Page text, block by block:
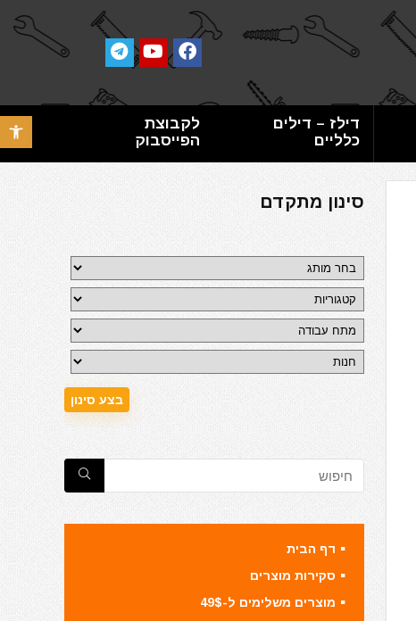
פתח
דילז – דילים
כלליים
לקבוצת
הפייסבוק
סינון מתקדם
דף הבית
סקירות מוצרים
מוצרים משלימים ל-49$